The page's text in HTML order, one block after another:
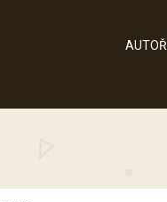
AUTOŘI